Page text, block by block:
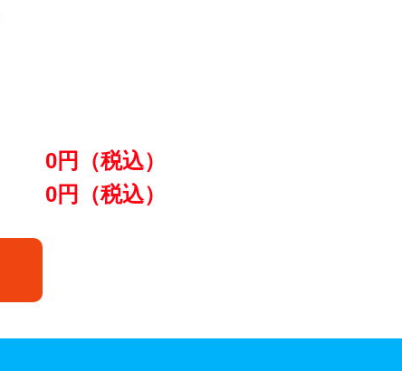
0円（税込）
0円（税込）